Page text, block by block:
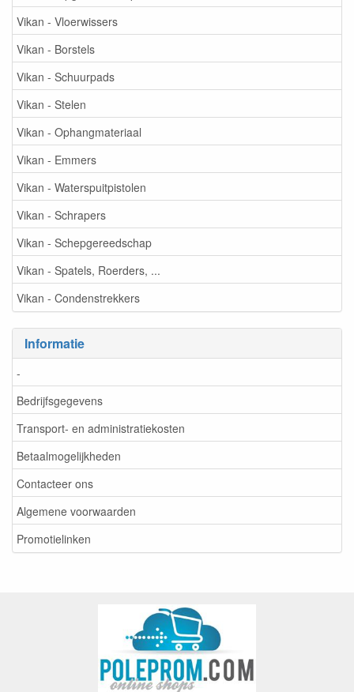
Vikan - Vloerwissers
Vikan - Borstels
Vikan - Schuurpads
Vikan - Stelen
Vikan - Ophangmateriaal
Vikan - Emmers
Vikan - Waterspuitpistolen
Vikan - Schrapers
Vikan - Schepgereedschap
Vikan - Spatels, Roerders, ...
Vikan - Condenstrekkers
Informatie
-
Bedrijfsgegevens
Transport- en administratiekosten
Betaalmogelijkheden
Contacteer ons
Algemene voorwaarden
Promotielinken